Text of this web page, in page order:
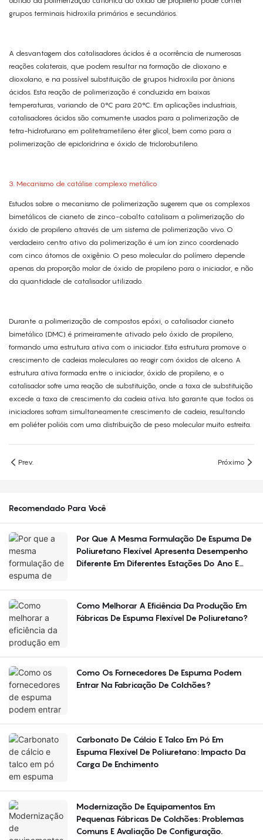
grupos terminais hidroxila primários e secundários.
A desvantagem dos catalisadores ácidos é a ocorrência de numerosas
reações colaterais, que podem resultar na formação de dioxano e
dioxolano, e na possível substituição de grupos hidroxila por ânions
ácidos. Esta reação de polimerização é conduzida em baixas
temperaturas, variando de 0°C para 20°C. Em aplicações industriais,
catalisadores ácidos são comumente usados ​​para a polimerização de
tetra-hidrofurano em politetrametileno éter glicol, bem como para a
polimerização de epicloridrina e óxido de triclorobutileno.
3. Mecanismo de catálise complexo metálico
Estudos sobre o mecanismo de polimerização sugerem que os complexos
bimetálicos de cianeto de zinco-cobalto catalisam a polimerização do
óxido de propileno através de um sistema de polimerização vivo. O
verdadeiro centro ativo da polimerização é um íon zinco coordenado
com cinco átomos de oxigênio. O peso molecular do polímero depende
apenas da proporção molar de óxido de propileno para o iniciador, e não
da quantidade de catalisador utilizado.
Durante a polimerização de compostos epóxi, o catalisador cianeto
bimetálico (DMC) é primeiramente ativado pelo óxido de propileno,
formando uma estrutura ativa com o iniciador. Esta estrutura promove o
crescimento de cadeias moleculares ao reagir com óxidos de alceno. A
estrutura ativa formada entre o iniciador, óxido de propileno, e o
catalisador sofre uma reação de substituição, onde a taxa de substituição
excede a taxa de crescimento da cadeia ativa. Isto garante que todos os
iniciadores sofram simultaneamente crescimento de cadeia, resultando
em poliéter polióis com uma distribuição de peso molecular muito estreita.
Prev. Próximo
Recomendado Para Você
Por Que A Mesma Formulação De Espuma De
Poliuretano Flexível Apresenta Desempenho
Diferente Em Diferentes Estações Do Ano E
Como Melhorar A Eficiência Da Produção Em
Fábricas De Espuma Flexível De Poliuretano?
Como Os Fornecedores De Espuma Podem
Entrar Na Fabricação De Colchões?
Carbonato De Cálcio E Talco Em Pó Em
Espuma Flexível De Poliuretano: Impacto Da
Carga De Enchimento
Modernização De Equipamentos Em
Pequenas Fábricas De Colchões: Problemas
Comuns E Avaliação De Configuração.